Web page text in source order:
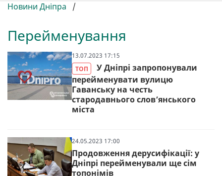
Новини Дніпра /
Перейменування
13.07.2023 17:15
ТОП
У Дніпрі запропонували
перейменувати вулицю
Гаванську на честь
стародавнього слов’янського
міста
24.05.2023 17:00
Продовження дерусифікації: у
Дніпрі перейменували ще сім
топонімів